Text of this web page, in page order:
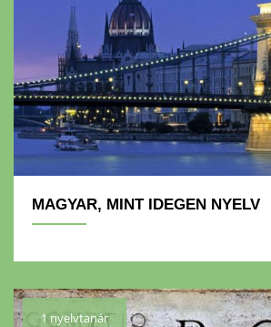
MAGYAR, MINT IDEGEN NYELV
1 nyelvtanár